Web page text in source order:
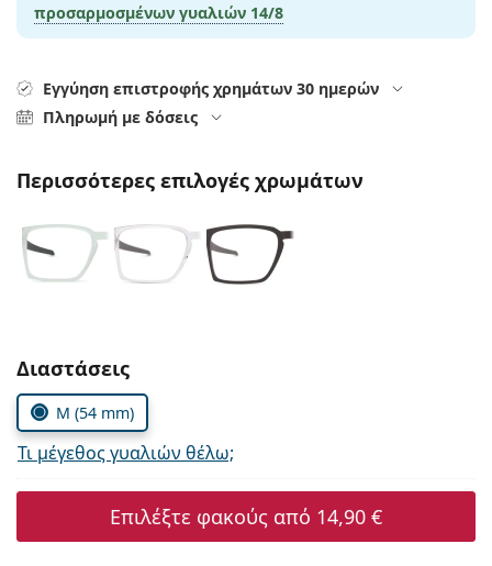
Persol
Όλες οι μάρκες
προσαρμοσμένων γυαλιών 14/8
Εγγύηση επιστροφής χρημάτων 30 ημερών
Πληρωμή με δόσεις
Περισσότερες επιλογές χρωμάτων
Συμπληρώστε τις παράμετρους
Διαστάσεις
M (54 mm)
Τι μέγεθος γυαλιών θέλω;
Επιλέξτε φακούς από 14,90 €